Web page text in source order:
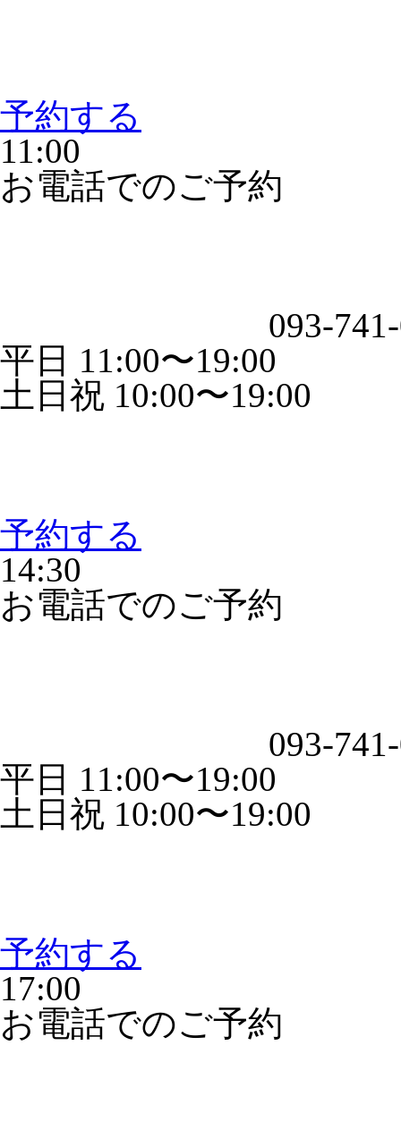
予約する
11:00
お電話でのご予約
093-
平日 11:00〜19:00
土日祝 10:00〜19:00
予約する
14:30
お電話でのご予約
093-
平日 11:00〜19:00
土日祝 10:00〜19:00
予約する
17:00
お電話でのご予約